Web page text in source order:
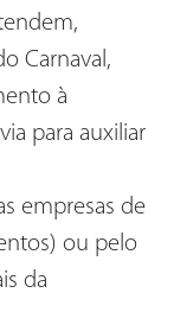
Carnaval,
à
para auxiliar
empresas de
ou pelo
da